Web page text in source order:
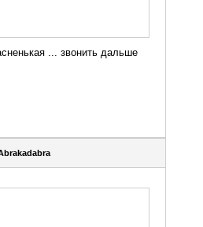
... звонить дальше